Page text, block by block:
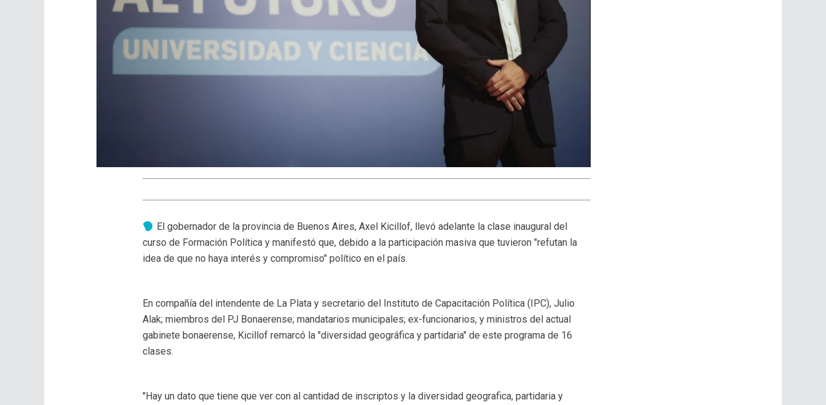
El gobernador de la provincia de Buenos Aires, Axel Kicillof, llevó adelante la clase inaugural del
curso de Formación Política y manifestó que, debido a la participación masiva que tuvieron "refutan la
idea de que no haya interés y compromiso" político en el país.
En compañía del intendente de La Plata y secretario del Instituto de Capacitación Política (IPC), Julio
Alak; miembros del PJ Bonaerense; mandatarios municipales; ex-funcionarios, y ministros del actual
gabinete bonaerense, Kicillof remarcó la "diversidad geográfica y partidaria" de este programa de 16
clases.
"Hay un dato que tiene que ver con al cantidad de inscriptos y la diversidad geografica, partidaria y